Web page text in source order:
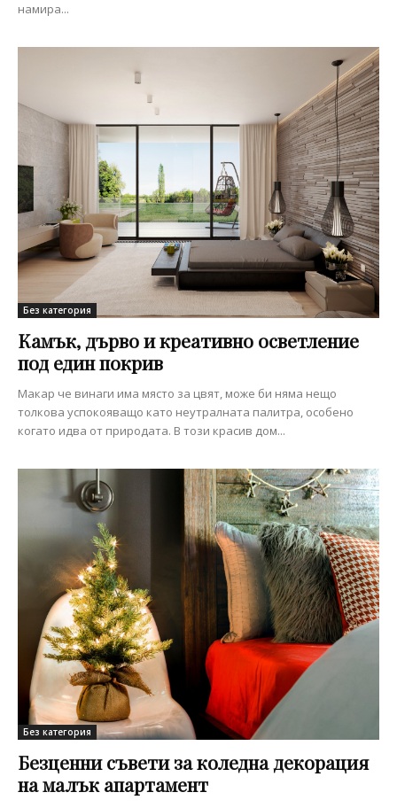
намира...
Без категория
Камък, дърво и креативно осветление
под един покрив
Макар че винаги има място за цвят, може би няма нещо
толкова успокояващо като неутралната палитра, особено
когато идва от природата. В този красив дом...
Без категория
Безценни съвети за коледна декорация
на малък апартамент